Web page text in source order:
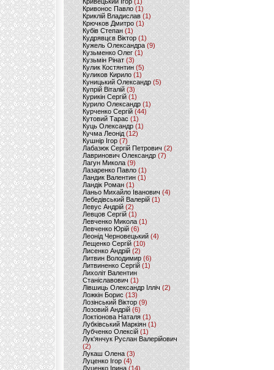
Кривонос Павло (1)
Криклій Владислав (1)
Крючков Дмитро(1)
Кубів Степан(1)
Кудрявцєв Віктор (1)
Кужель Олександра (9)
Кузьменко Олег (1)
Кузьмін Рінат(3)
Кулик Костянтин(5)
Куликов Кирило (1)
Куницький Олександр (5)
Купрій Віталій (3)
Курикін Сергій(1)
Курило Олександр (1)
Курченко Сергій (44)
Кутовий Тарас (1)
Куць Олександр (1)
Кучма Леонід (12)
Кушнір Ігор(7)
Лабазюк Сергій Петрович (2)
Лавринович Олександр(7)
Лагун Микола(9)
Лазаренко Павло (1)
Ландик Валентин (1)
Ландік Роман (1)
Ланьо Михайло Іванович(4)
Лебедівський Валерій(1)
Левус Андрій(2)
Левцов Сергій (1)
Левченко Микола (1)
Левченко Юрій (6)
Леонід Черновецький (4)
Лещенко Сергій (10)
Лисенко Андрій (2)
Литвин Володимир (6)
Литвиненко Сергій (1)
Лихоліт Валентин
Станіславович (1)
Лівшиць Олександр Ілліч (2)
Ложкін Борис(13)
Лозінський Віктор(9)
Лозовий Андрій (6)
Локтіонова Наталя (1)
Лубківський Маркіян(1)
Лубченко Олексій (1)
Лук'янчук Руслан Валерійович
(2)
Лукаш Олена (3)
Луценко Ігор (4)
Луценко Ірина (14)